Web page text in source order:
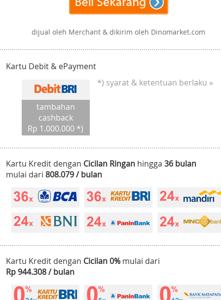
dijual oleh Merchant & dikirim oleh Dinomarket.com
Kartu Debit & ePayment
tambahan
cashback
Rp 1.000.000 *)
*) syarat & ketentuan berlaku »
Kartu Kredit dengan Cicilan Ringan hingga 36 bulan
mulai dari 808.079 / bulan
Kartu Kredit dengan Cicilan 0% mulai dari
Rp 944.308 / bulan